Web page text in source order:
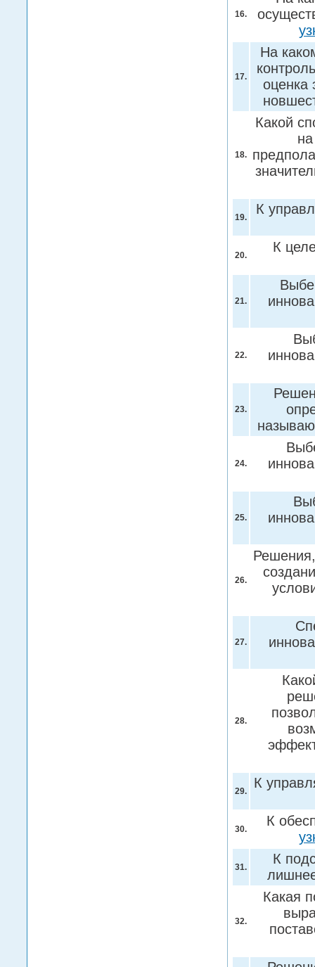
16.
17.
На
оценка
18.
Какой
19.
К
20.
К
21.
22.
23.
24.
25.
26.
27.
28.
29.
К
30.
К
31.
К
32.
Какая